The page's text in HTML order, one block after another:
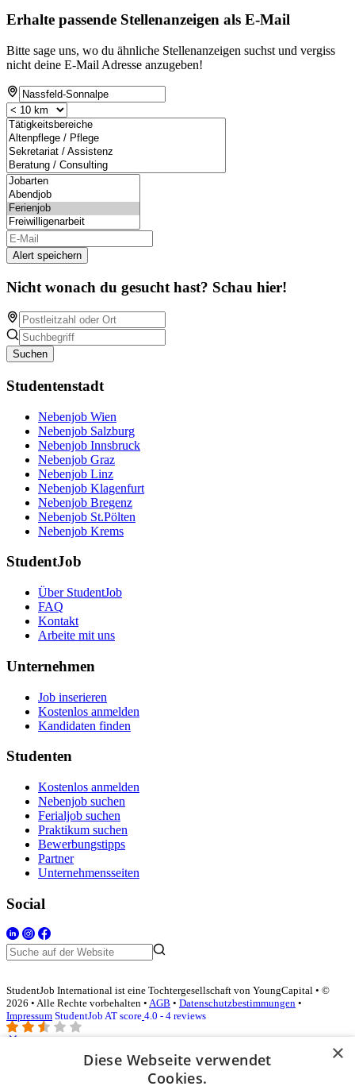
Erhalte passende Stellenanzeigen als E-Mail
Bitte sage uns, wo du ähnliche Stellenanzeigen suchst und vergiss
nicht deine E-Mail Adresse anzugeben!
Alert speichern
Nicht wonach du gesucht hast? Schau hier!
Suchen
Studentenstadt
Nebenjob Wien
Nebenjob Salzburg
Nebenjob Innsbruck
Nebenjob Graz
Nebenjob Linz
Nebenjob Klagenfurt
Nebenjob Bregenz
Nebenjob St.Pölten
Nebenjob Krems
StudentJob
Über StudentJob
FAQ
Kontakt
Arbeite mit uns
Unternehmen
Job inserieren
Kostenlos anmelden
Kandidaten finden
Studenten
Kostenlos anmelden
Nebenjob suchen
Ferialjob suchen
Praktikum suchen
Bewerbungstipps
Partner
Unternehmensseiten
Social
StudentJob International ist eine Tochtergesellschaft von YoungCapital • ©
2026 • Alle Rechte vorbehalten • AGB • Datenschutzbestimmungen •
Impressum StudentJob AT score 4.0 - 4 reviews
Login für Unternehmen
×
Diese Webseite verwendet
Cookies.